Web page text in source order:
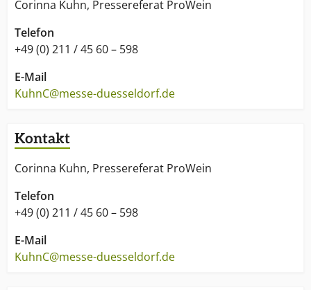
Corinna Kuhn, Pressereferat ProWein
Telefon
+49 (0) 211 / 45 60 – 598
E-Mail
KuhnC@messe-duesseldorf.de
Kontakt
Corinna Kuhn, Pressereferat ProWein
Telefon
+49 (0) 211 / 45 60 – 598
E-Mail
KuhnC@messe-duesseldorf.de